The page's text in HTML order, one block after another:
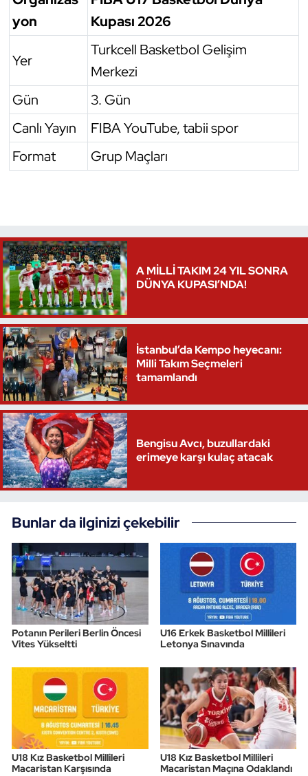
yon
Kupası 2026
Yer
Turkcell Basketbol Gelişim
Merkezi
Gün
3. Gün
Canlı Yayın
FIBA YouTube, tabii spor
Format
Grup Maçları
A MİLLİ TAKIM 24 YIL SONRA
DÜNYA KUPASI’NDA!
İstanbul’da Kempo heyecanı:
Milli Takım Seçmeleri
tamamlandı
Bengisu Avcı, buzullardaki
erimeye karşı kulaç atacak
Bunlar da ilginizi çekebilir
Potanın Perileri Berlin Öncesi
Vites Yükseltti
U16 Erkek Basketbol Millileri
Letonya Sınavında
U18 Kız Basketbol Millileri
Macaristan Karşısında
U18 Kız Basketbol Millileri
Macaristan Maçına Odaklandı
Vücut Geliştirme Fitness
Wushu Kungfu
Yelken